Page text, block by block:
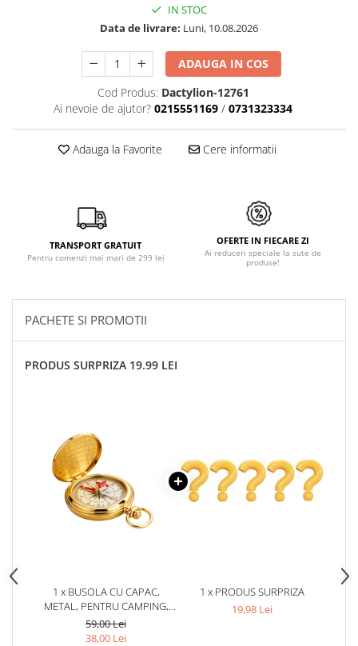
IN STOC
Data de livrare: Luni, 10.08.2026
ADAUGA IN COS
Cod Produs: Dactylion-12761
Ai nevoie de ajutor? 0215551169 / 0731323334
Adauga la Favorite Cere informatii
TRANSPORT GRATUIT
Pentru comenzi mai mari de 299 lei
OFERTE IN FIECARE ZI
Ai reduceri speciale la sute de
produse!
PACHETE SI PROMOTII
PRODUS SURPRIZA 19.99 LEI
1 x BUSOLA CU CAPAC,
METAL, PENTRU CAMPING,
DRUMETII, INEL PRINDERE, 6 X
1.2 CM, AURIU
59,00 Lei
38,00 Lei
1 x PRODUS SURPRIZA
19,98 Lei